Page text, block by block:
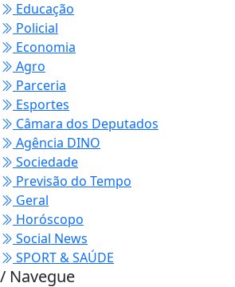
Educação
Policial
Economia
Agro
Parceria
Esportes
Câmara dos Deputados
Agência DINO
Sociedade
Previsão do Tempo
Geral
Horóscopo
Social News
SPORT & SAÚDE
/ Navegue